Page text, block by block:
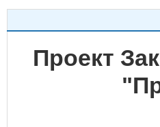
Проект